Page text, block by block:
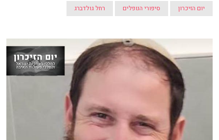
יום הזיכרון סיפורי הנופלים רחל גולדברג